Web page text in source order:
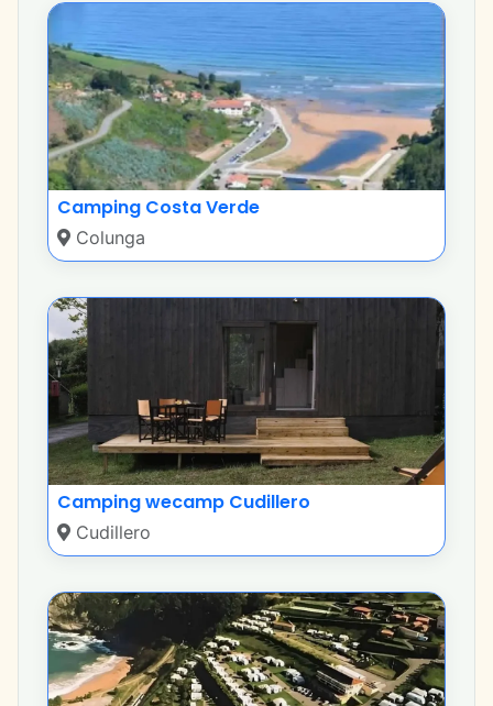
Camping Costa Verde
Colunga
Camping wecamp Cudillero
Cudillero